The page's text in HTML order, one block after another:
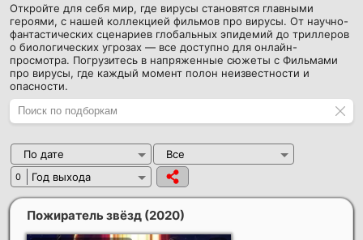
Откройте для себя мир, где вирусы становятся главными
героями, с нашей коллекцией фильмов про вирусы. От научно-
фантастических сценариев глобальных эпидемий до триллеров
о биологических угрозах — все доступно для онлайн-
просмотра. Погрузитесь в напряженные сюжеты с Фильмами
про вирусы, где каждый момент полон неизвестности и
опасности.
По дате Все
0 Год выхода
Пожиратель звёзд (2020)